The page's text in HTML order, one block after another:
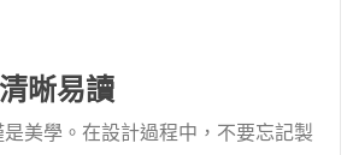
晰易讀
美學。在設計過程中，不要忘記製